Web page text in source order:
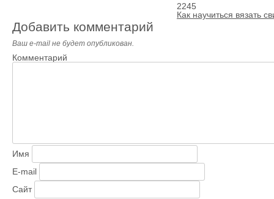
2245
Как научиться вязать
Добавить комментарий
Ваш e-mail не будет опубликован.
Комментарий
Имя
E-mail
Сайт